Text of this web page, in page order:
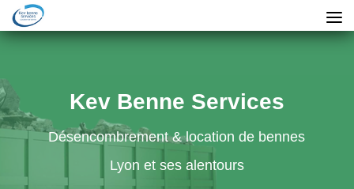
Kev Benne Services
Désencombrement & location de bennes
Lyon et ses alentours